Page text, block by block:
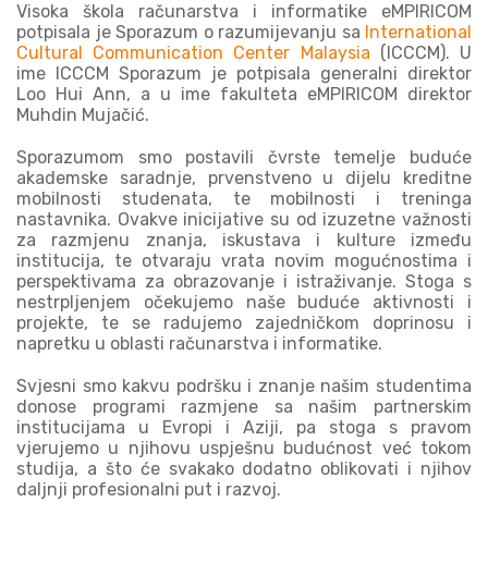
Visoka škola računarstva i informatike eMPIRICOM
potpisala je Sporazum o razumijevanju sa International
Cultural Communication Center Malaysia (ICCCM). U
ime ICCCM Sporazum je potpisala generalni direktor
Loo Hui Ann, a u ime fakulteta eMPIRICOM direktor
Muhdin Mujačić.
Sporazumom smo postavili čvrste temelje buduće
akademske saradnje, prvenstveno u dijelu kreditne
mobilnosti studenata, te mobilnosti i treninga
nastavnika. Ovakve inicijative su od izuzetne važnosti
za razmjenu znanja, iskustava i kulture između
institucija, te otvaraju vrata novim mogućnostima i
perspektivama za obrazovanje i istraživanje. Stoga s
nestrpljenjem očekujemo naše buduće aktivnosti i
projekte, te se radujemo zajedničkom doprinosu i
napretku u oblasti računarstva i informatike.
Svjesni smo kakvu podršku i znanje našim studentima
donose programi razmjene sa našim partnerskim
institucijama u Evropi i Aziji, pa stoga s pravom
vjerujemo u njihovu uspješnu budućnost već tokom
studija, a što će svakako dodatno oblikovati i njihov
daljnji profesionalni put i razvoj.